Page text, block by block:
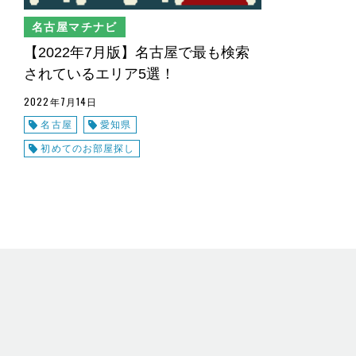
名古屋マチナビ
【2022年7月版】名古屋で最も検索
されているエリア5選！
2022年7月14日
名古屋 愛知県
初めてのお部屋探し